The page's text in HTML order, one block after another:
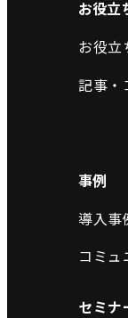
お役立
お役立
記事・
事例
導入事
コミュ
セミナ